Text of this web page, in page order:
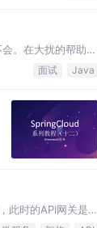
。在大扰的帮助
面试 Java
此时的API网关是系